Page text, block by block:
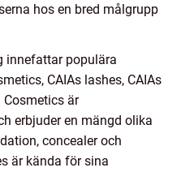
hos en bred målgrupp
innefattar populära
CAIAs lashes, CAIAs
Cosmetics är
erbjuder en mängd olika
concealer och
är kända för sina